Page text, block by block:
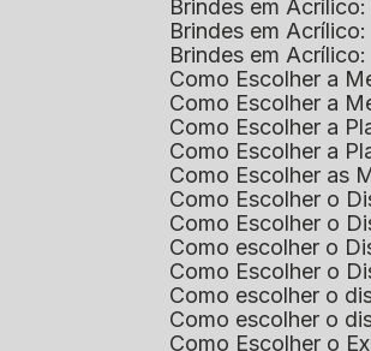
Brindes em
Brindes em
Brindes em
Como Escolher a
Como Escolher a
Como Escolher a
Como Escolher a
Como Escolher
Como Escolher o
Como Escolher o
Como escolher o
Como Escolher o
Como escolher o
Como escolher o
Como Escolher o